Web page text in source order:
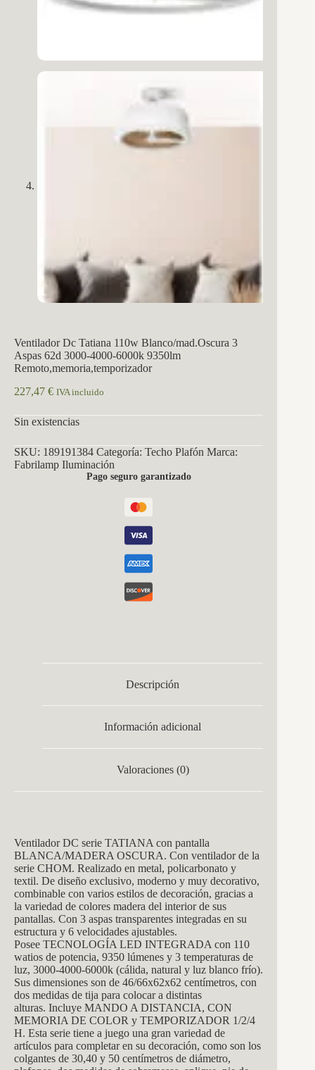
Ventilador Dc Tatiana 110w Blanco/mad.Oscura 3
Aspas 62d 3000-4000-6000k 9350lm
Remoto,memoria,temporizador
227,47 € IVA incluido
Sin existencias
SKU: 189191384 Categoría: Techo Plafón Marca:
Fabrilamp Iluminación
Pago seguro garantizado
Descripción
Información adicional
Valoraciones (0)
Ventilador DC serie TATIANA con pantalla
BLANCA/MADERA OSCURA. Con ventilador de la
serie CHOM. Realizado en metal, policarbonato y
textil. De diseño exclusivo, moderno y muy decorativo,
combinable con varios estilos de decoración, gracias a
la variedad de colores madera del interior de sus
pantallas. Con 3 aspas transparentes integradas en su
estructura y 6 velocidades ajustables.
Posee TECNOLOGÍA LED INTEGRADA con 110
watios de potencia, 9350 lúmenes y 3 temperaturas de
luz, 3000-4000-6000k (cálida, natural y luz blanco frío).
Sus dimensiones son de 46/66x62x62 centímetros, con
dos medidas de tija para colocar a distintas
alturas. Incluye MANDO A DISTANCIA, CON
MEMORIA DE COLOR y TEMPORIZADOR 1/2/4
H. Esta serie tiene a juego una gran variedad de
artículos para completar en su decoración, como son los
colgantes de 30,40 y 50 centímetros de diámetro,